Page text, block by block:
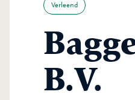
Verleend
B.V.